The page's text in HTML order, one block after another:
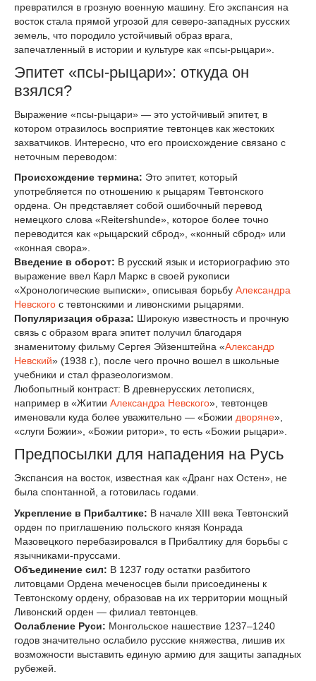
превратился в грозную военную машину. Его экспансия на
восток стала прямой угрозой для северо-западных русских
земель, что породило устойчивый образ врага,
запечатленный в истории и культуре как «псы-рыцари».
Эпитет «псы-рыцари»: откуда он
взялся?
Выражение «псы-рыцари» — это устойчивый эпитет, в
котором отразилось восприятие тевтонцев как жестоких
захватчиков. Интересно, что его происхождение связано с
неточным переводом:
Происхождение термина: Это эпитет, который
употребляется по отношению к рыцарям Тевтонского
ордена. Он представляет собой ошибочный перевод
немецкого слова «Reitershunde», которое более точно
переводится как «рыцарский сброд», «конный сброд» или
«конная свора».
Введение в оборот: В русский язык и историографию это
выражение ввел Карл Маркс в своей рукописи
«Хронологические выписки», описывая борьбу Александра
Невского с тевтонскими и ливонскими рыцарями.
Популяризация образа: Широкую известность и прочную
связь с образом врага эпитет получил благодаря
знаменитому фильму Сергея Эйзенштейна «Александр
Невский» (1938 г.), после чего прочно вошел в школьные
учебники и стал фразеологизмом.
Любопытный контраст: В древнерусских летописях,
например в «Житии Александра Невского», тевтонцев
именовали куда более уважительно — «Божии дворяне»,
«слуги Божии», «Божии ритори», то есть «Божии рыцари».
Предпосылки для нападения на Русь
Экспансия на восток, известная как «Дранг нах Остен», не
была спонтанной, а готовилась годами.
Укрепление в Прибалтике: В начале XIII века Тевтонский
орден по приглашению польского князя Конрада
Мазовецкого перебазировался в Прибалтику для борьбы с
язычниками-пруссами.
Объединение сил: В 1237 году остатки разбитого
литовцами Ордена меченосцев были присоединены к
Тевтонскому ордену, образовав на их территории мощный
Ливонский орден — филиал тевтонцев.
Ослабление Руси: Монгольское нашествие 1237–1240
годов значительно ослабило русские княжества, лишив их
возможности выставить единую армию для защиты западных
рубежей.